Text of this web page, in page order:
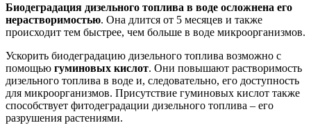
Биодеградация дизельного топлива в воде осложнена его
нерастворимостью. Она длится от 5 месяцев и также
происходит тем быстрее, чем больше в воде микроорганизмов.
Ускорить биодеградацию дизельного топлива возможно с
помощью гуминовых кислот. Они повышают растворимость
дизельного топлива в воде и, следовательно, его доступность
для микроорганизмов. Присутствие гуминовых кислот также
способствует фитодеградации дизельного топлива – его
разрушения растениями.